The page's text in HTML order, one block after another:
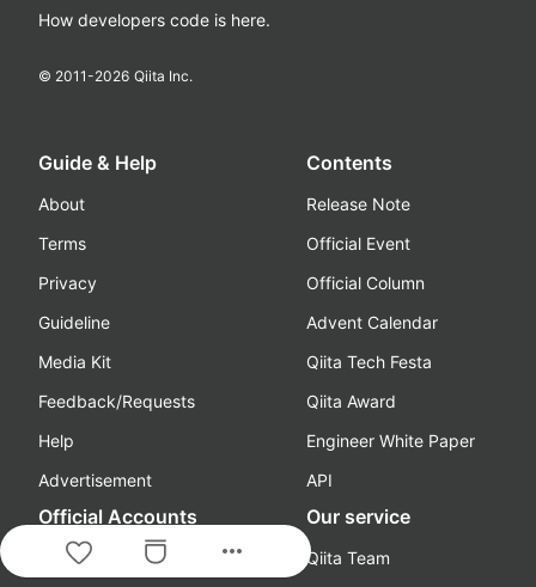
more_horiz
How developers code is here.
© 2011-2026 Qiita Inc.
Guide & Help
About
Terms
Privacy
Guideline
Media Kit
Feedback/Requests
Help
Advertisement
Contents
Release Note
Official Event
Official Column
Advent Calendar
Qiita Tech Festa
Qiita Award
Engineer White Paper
API
Official Accounts
@Qiita
Our service
Qiita Team